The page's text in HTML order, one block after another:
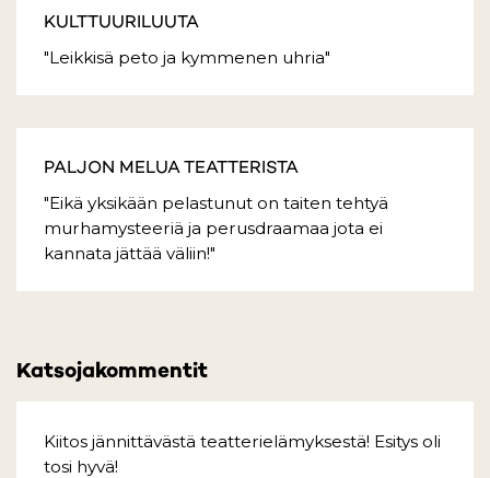
KULTTUURILUUTA
"Leikkisä peto ja kymmenen uhria"
PALJON MELUA TEATTERISTA
"Eikä yksikään pelastunut on taiten tehtyä
murhamysteeriä ja perusdraamaa jota ei
kannata jättää väliin!"
Katsojakommentit
Kiitos jännittävästä teatterielämyksestä! Esitys oli
tosi hyvä!